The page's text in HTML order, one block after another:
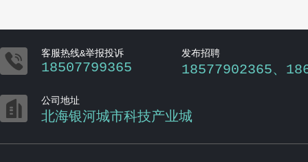
 客服热线&举报投诉
18507799365
发布招聘
18577902365、
 公司地址
北海银河城市科技产业城